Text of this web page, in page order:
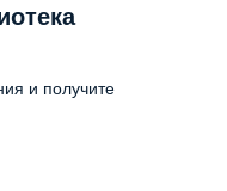
и получите